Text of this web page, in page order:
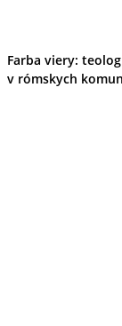
Farba viery:
v rómskych